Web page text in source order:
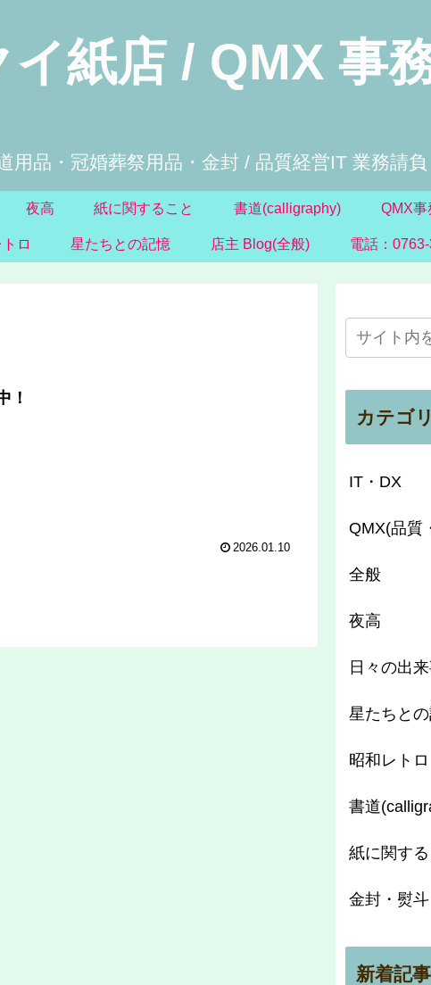
紙店 / QMX 事
用品・冠婚葬祭用品・金封 / 品質経営IT 業務請負
夜高 紙に関すること 書道(calligraphy) QMX事
ロ 星たちとの記憶 店主 Blog(全般) 電話：
！
2026.01.10
カテゴ
IT・DX
QMX(品質
全般
夜高
日々の出
星たちと
昭和レトロ
書道
紙に関する
金封・熨
新着記事